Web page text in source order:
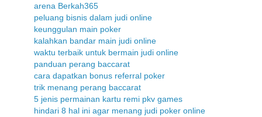
arena Berkah365
peluang bisnis dalam judi online
keunggulan main poker
kalahkan bandar main judi online
waktu terbaik untuk bermain judi online
panduan perang baccarat
cara dapatkan bonus referral poker
trik menang perang baccarat
5 jenis permainan kartu remi pkv games
hindari 8 hal ini agar menang judi poker online